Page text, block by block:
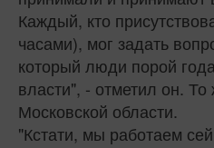
Каждый, кто
часами), мог задать
который люди порой
власти", - отметил он.
Московской области.
"Кстати, мы работаем